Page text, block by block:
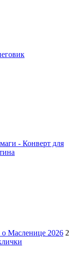
- Конверт для
Масленице 2026 2